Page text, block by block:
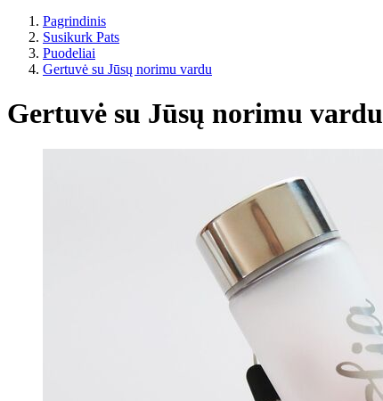
Pagrindinis
Susikurk Pats
Puodeliai
Gertuvė su Jūsų norimu vardu
Gertuvė su Jūsų norimu vardu